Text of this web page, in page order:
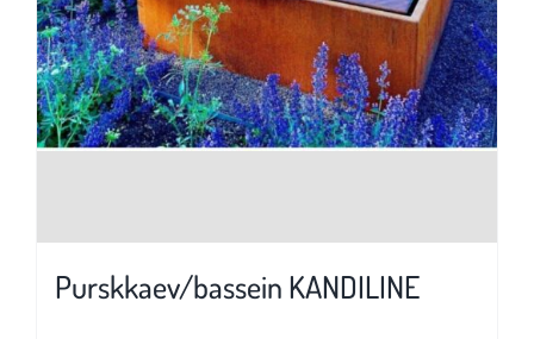
Purskkaev/bassein KANDILINE